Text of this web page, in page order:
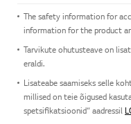
The safety information for
information for the product
Tarvikute ohutusteave on
eraldi.
Lisateabe saamiseks selle
millised on teie õigused
spetsifikatsioonid“ aadressil